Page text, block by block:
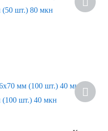
(50 шт.) 80 мкн
шт.) 40 мкн